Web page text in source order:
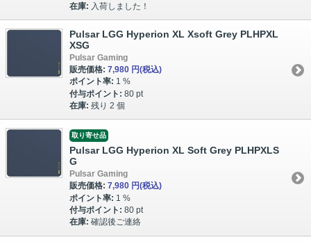
在庫: 入荷しました！
Pulsar LGG Hyperion XL Xsoft Grey PLHPXL
XSG
Pulsar Gaming
販売価格: 7,980 円(税込)
ポイント率: 1 %
付与ポイント: 80 pt
在庫: 残り 2 個
取り寄せ品
Pulsar LGG Hyperion XL Soft Grey PLHPXLS
G
Pulsar Gaming
販売価格: 7,980 円(税込)
ポイント率: 1 %
付与ポイント: 80 pt
在庫: 確認後ご連絡